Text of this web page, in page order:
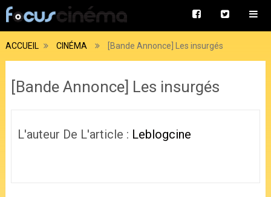
ACCUEIL CINÉMA [Bande Annonce] Les insurgés
[Bande Annonce] Les insurgés
L'auteur De L'article : Leblogcine